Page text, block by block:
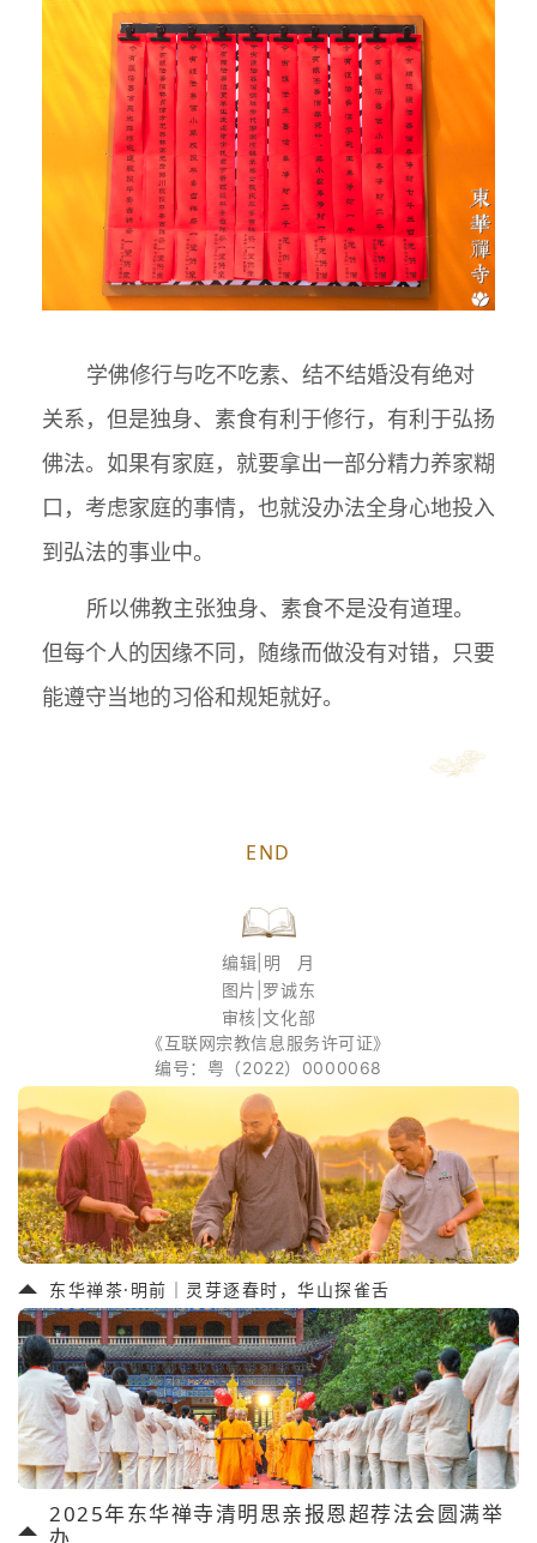
学佛修行与吃不吃素、结不结婚没有绝对
关系，但是独身、素食有利于修行，有利于弘扬
佛法。如果有家庭，就要拿出一部分精力养家糊
口，考虑家庭的事情，也就没办法全身心地投入
到弘法的事业中。
所以佛教主张独身、素食不是没有道理。
但每个人的因缘不同，随缘而做没有对错，只要
能遵守当地的习俗和规矩就好。
END
编辑|明 月
图片|罗诚东
审核|文化部
《互联网宗教信息服务许可证》
编号：粤（2022）0000068
东华禅茶·明前｜灵芽逐春时，华山探雀舌
2025年东华禅寺清明思亲报恩超荐法会圆满举